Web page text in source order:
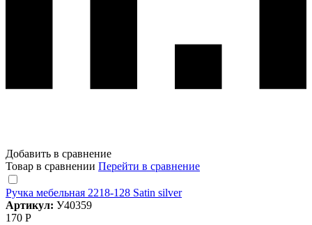
Добавить в сравнение
Товар в сравнении Перейти в сравнение
Ручка мебельная 2218-128 Satin silver
Артикул: У40359
170 Р